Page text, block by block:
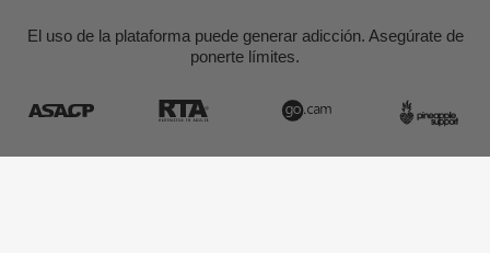
El uso de la plataforma puede generar adicción. Asegúrate de
ponerte límites.